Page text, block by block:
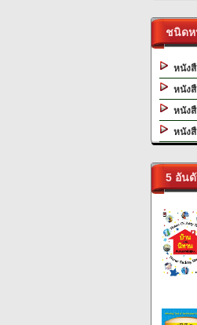
ชนิดห
หนัง
หนัง
หนัง
หนัง
5 อัน